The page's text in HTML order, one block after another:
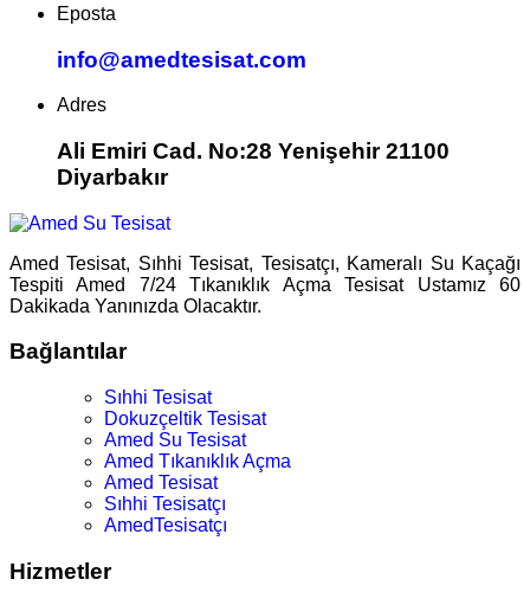
Eposta
info@amedtesisat.com
Adres
Ali Emiri Cad. No:28 Yenişehir 21100
Diyarbakır
Amed Tesisat, Sıhhi Tesisat, Tesisatçı, Kameralı Su Kaçağı
Tespiti Amed 7/24 Tıkanıklık Açma Tesisat Ustamız 60
Dakikada Yanınızda Olacaktır.
Bağlantılar
Sıhhi Tesisat
Dokuzçeltik Tesisat
Amed Su Tesisat
Amed Tıkanıklık Açma
Amed Tesisat
Sıhhi Tesisatçı
AmedTesisatçı
Hizmetler